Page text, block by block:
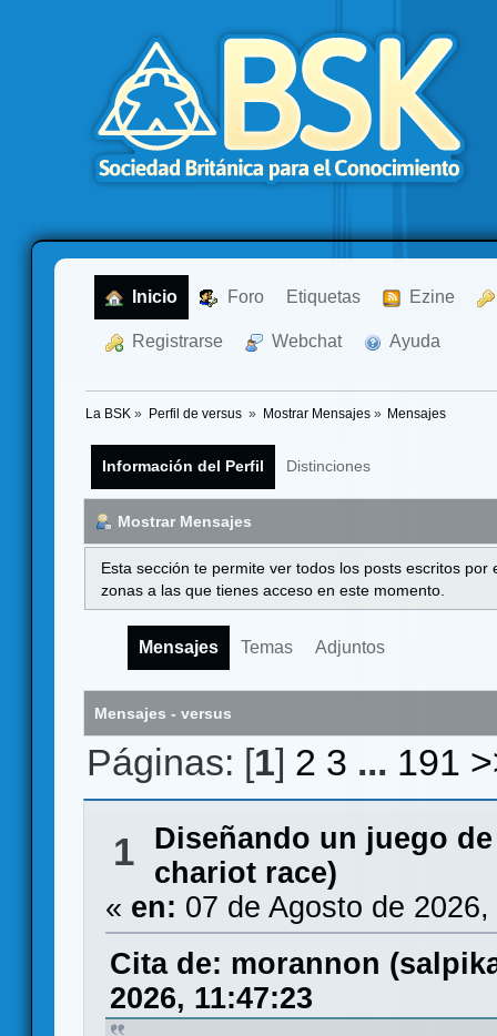
Inicio Foro Etiquetas Ezine
Registrarse Webchat Ayuda
La BSK » Perfil de versus » Mostrar Mensajes» Mensajes
Información del Perfil Distinciones
Mostrar Mensajes
Esta sección te permite ver todos los posts escritos
zonas a las que tienes acceso en este momento.
Mensajes Temas Adjuntos
Mensajes - versus
Páginas: [1] 2 3 ... 191
1
Diseñando un juego
chariot race)
« en: 07 de Agosto de
Cita de: morannon
2026, 11:47:23